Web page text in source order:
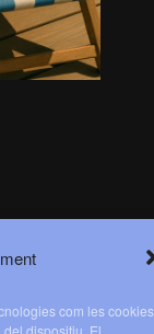
com les cookies
dispositiu. El